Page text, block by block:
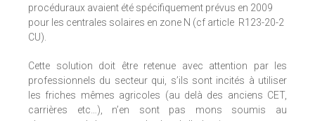
procéduraux avaient été spécifiquement prévus en 2009
pour les centrales solaires en zone N (cf article R123-20-2
CU).
Cette solution doit être retenue avec attention par les
professionnels du secteur qui, s’ils sont incités à utiliser
les friches mêmes agricoles (au delà des anciens CET,
carrières etc…), n’en sont pas mons soumis au